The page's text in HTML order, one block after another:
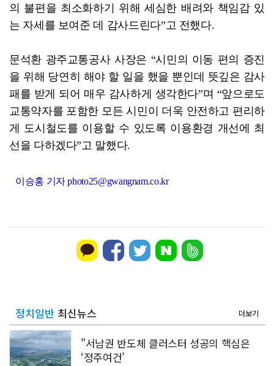
의 불편을 최소화하기 위해 세심한 배려와 책임감 있
는 자세를 보여준 데 감사드린다”고 전했다.
문석환 광주교통공사 사장은 “시민의 이동 편의 증진
을 위해 당연히 해야 할 일을 했을 뿐인데 뜻깊은 감사
패를 받게 되어 매우 감사하게 생각한다”며 “앞으로도
교통약자를 포함한 모든 시민이 더욱 안전하고 편리하
게 도시철도를 이용할 수 있도록 이용환경 개선에 최
선을 다하겠다”고 말했다.
이승홍 기자 photo25@gwangnam.co.kr
정치일반 최신뉴스 더보기
"서남권 반도체 클러스터 성공의 핵심은
‘정주여건’